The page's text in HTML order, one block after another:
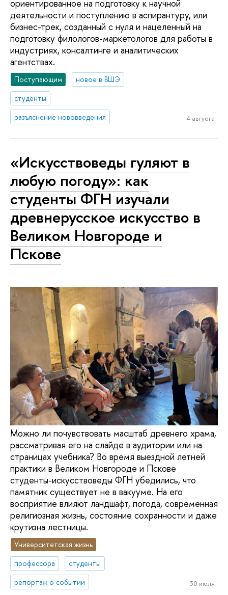
ориентированное на подготовку к научной
деятельности и поступлению в аспирантуру, или
бизнес-трек, созданный с нуля и нацеленный на
подготовку филологов-маркетологов для работы в
индустриях, консалтинге и аналитических
агентствах.
Поступающим
новое в ВШЭ
студенты
разъяснение нововведения
4 августа
«Искусствоведы гуляют в
любую погоду»: как
студенты ФГН изучали
древнерусское искусство в
Великом Новгороде и
Пскове
Можно ли почувствовать масштаб древнего храма,
рассматривая его на слайде в аудитории или на
страницах учебника? Во время выездной летней
практики в Великом Новгороде и Пскове
студенты-искусствоведы ФГН убедились, что
памятник существует не в вакууме. На его
восприятие влияют ландшафт, погода, современная
религиозная жизнь, состояние сохранности и даже
крутизна лестницы.
Университетская жизнь
профессора
студенты
репортаж о событии
30 июля